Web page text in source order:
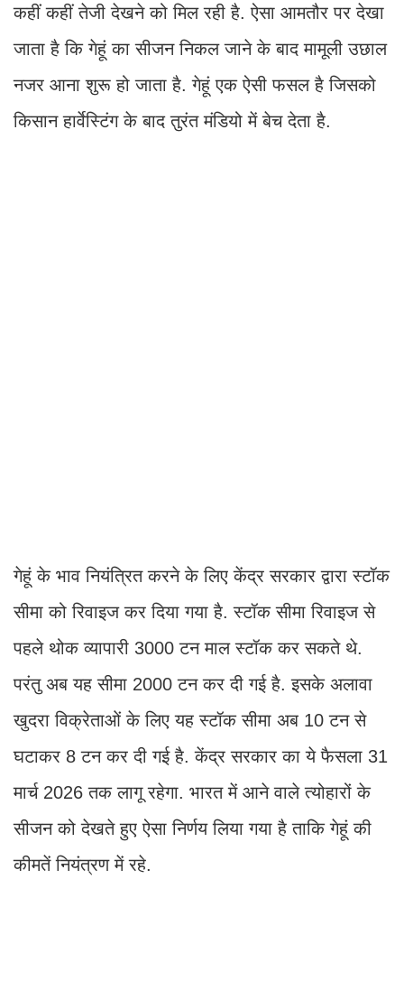
कहीं कहीं तेजी देखने को मिल रही है. ऐसा आमतौर पर देखा
जाता है कि गेहूं का सीजन निकल जाने के बाद मामूली उछाल
नजर आना शुरू हो जाता है. गेहूं एक ऐसी फसल है जिसको
किसान हार्वेस्टिंग के बाद तुरंत मंडियो में बेच देता है.
गेहूं के भाव नियंत्रित करने के लिए केंद्र सरकार द्वारा स्टॉक
सीमा को रिवाइज कर दिया गया है. स्टॉक सीमा रिवाइज से
पहले थोक व्यापारी 3000 टन माल स्टॉक कर सकते थे.
परंतु अब यह सीमा 2000 टन कर दी गई है. इसके अलावा
खुदरा विक्रेताओं के लिए यह स्टॉक सीमा अब 10 टन से
घटाकर 8 टन कर दी गई है. केंद्र सरकार का ये फैसला 31
मार्च 2026 तक लागू रहेगा. भारत में आने वाले त्योहारों के
सीजन को देखते हुए ऐसा निर्णय लिया गया है ताकि गेहूं की
कीमतें नियंत्रण में रहे.